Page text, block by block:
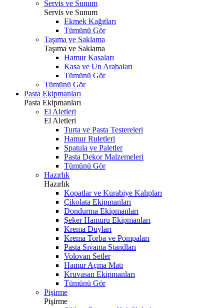
Servis ve Sunum
Servis ve Sunum
Ekmek Kağıtları
Tümünü Gör
Taşıma ve Saklama
Taşıma ve Saklama
Hamur Kasaları
Kasa ve Un Arabaları
Tümünü Gör
Tümünü Gör
Pasta Ekipmanları
Pasta Ekipmanları
El Aletleri
El Aletleri
Turta ve Pasta Testereleri
Hamur Ruletleri
Spatula ve Paletler
Pasta Dekor Malzemeleri
Tümünü Gör
Hazırlık
Hazırlık
Kopatlar ve Kurabiye Kalıpları
Çikolata Ekipmanları
Dondurma Ekipmanları
Şeker Hamuru Ekipmanları
Krema Duyları
Krema Torba ve Pompaları
Pasta Sıvama Standları
Volovan Setler
Hamur Açma Matı
Kruvasan Ekipmanları
Tümünü Gör
Pişirme
Pişirme